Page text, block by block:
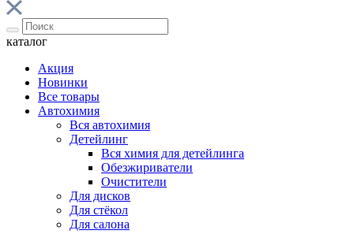
каталог
Акция
Новинки
Все товары
Автохимия
Вся автохимия
Детейлинг
Вся химия для детейлинга
Обезжириватели
Очистители
Для дисков
Для стёкол
Для салона